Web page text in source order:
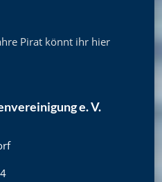
Pirat könnt ihr hier
e. V.